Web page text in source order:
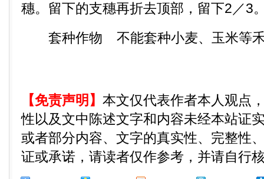
穗。留下的支穗再折去顶部，留下2／3
套种作物 不能套种小麦、玉米等禾
【免责声明】 本文仅代表作者本人观点
性以及文中陈述文字和内容未经本站证
或者部分内容、文字的真实性、完整性
证或承诺，请读者仅作参考，并请自行